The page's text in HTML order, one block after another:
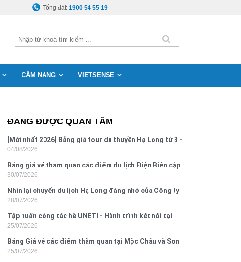
Tổng đài:1900 54 55 19
CẨM NANG VIETSENSE
ĐANG ĐƯỢC QUAN TÂM
[Mới nhất 2026] Bảng giá tour du thuyền Hạ Long từ 3 -
6 sao
04/08/2026
Bảng giá vé tham quan các điểm du lịch Điện Biên cập
nhật 2026
30/07/2026
Nhìn lại chuyến du lịch Hạ Long đáng nhớ của Công ty
Tân Hưng 2026
28/07/2026
Tập huấn công tác hè UNETI - Hành trình kết nối tại
Hòn Dấu, Đồ Sơn
25/07/2026
Bảng Giá vé các điểm thăm quan tại Mộc Châu và Sơn
La 2026
25/07/2026